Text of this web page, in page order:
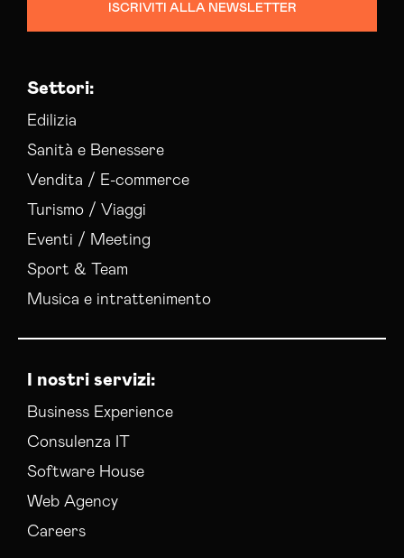
ISCRIVITI ALLA NEWSLETTER
Settori:
Edilizia
Sanità e Benessere
Vendita / E-commerce
Turismo / Viaggi
Eventi / Meeting
Sport & Team
Musica e intrattenimento
I nostri servizi:
Business Experience
Consulenza IT
Software House
Web Agency
Careers